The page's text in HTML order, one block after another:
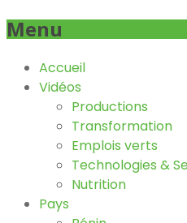
Menu
Accueil
Vidéos
Productions
Transformation
Emplois verts
Technologies &
Nutrition
Pays